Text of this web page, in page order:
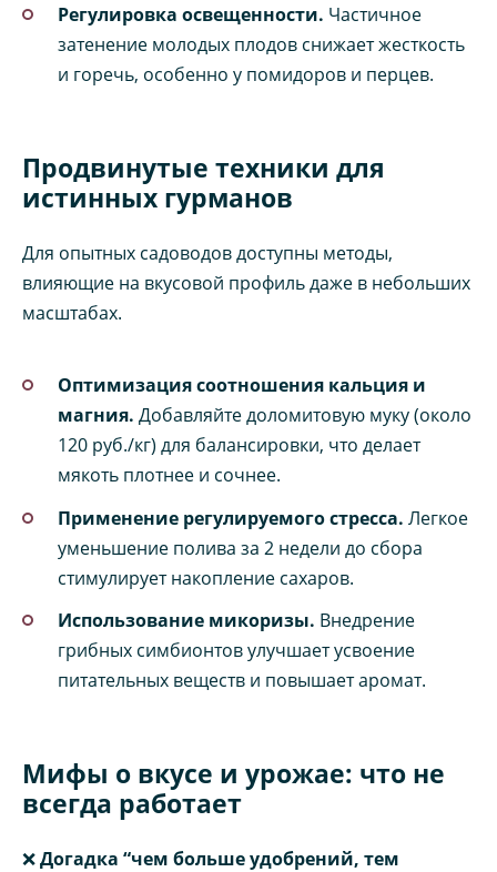
Регулировка освещенности. Частичное
затенение молодых плодов снижает жесткость
и горечь, особенно у помидоров и перцев.
Продвинутые техники для
истинных гурманов
Для опытных садоводов доступны методы,
влияющие на вкусовой профиль даже в небольших
масштабах.
Оптимизация соотношения кальция и
магния. Добавляйте доломитовую муку (около
120 руб./кг) для балансировки, что делает
мякоть плотнее и сочнее.
Применение регулируемого стресса. Легкое
уменьшение полива за 2 недели до сбора
стимулирует накопление сахаров.
Использование микоризы. Внедрение
грибных симбионтов улучшает усвоение
питательных веществ и повышает аромат.
Мифы о вкусе и урожае: что не
всегда работает
❌Догадка “чем больше удобрений, тем